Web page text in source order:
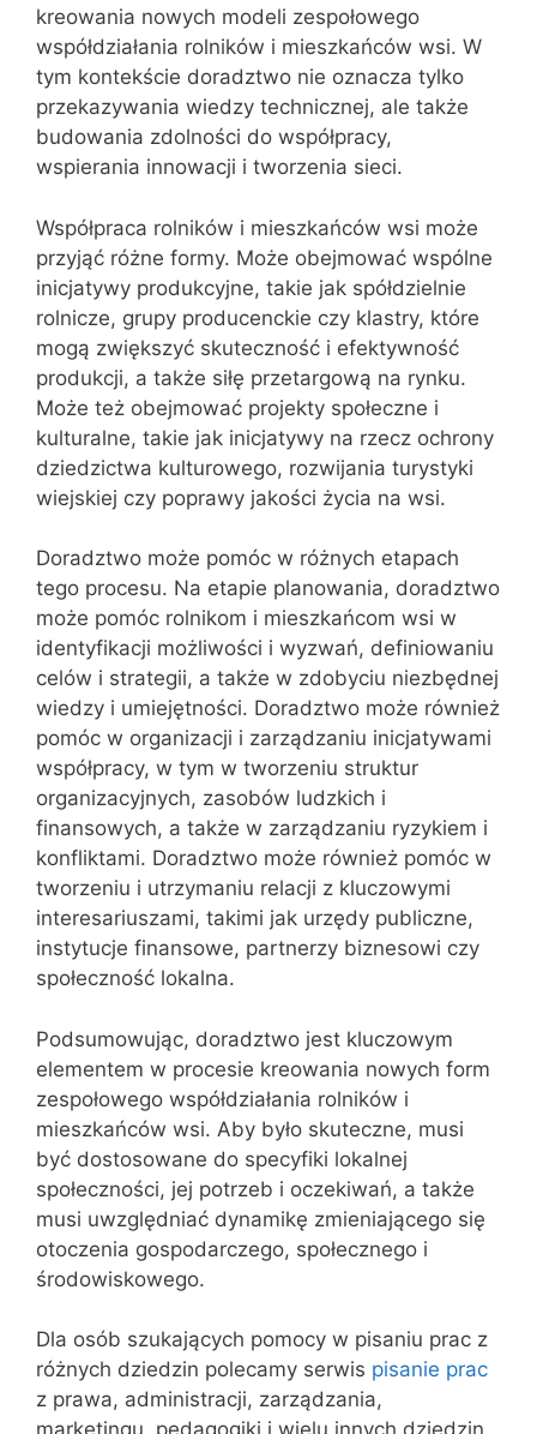
kreowania nowych modeli zespołowego
współdziałania rolników i mieszkańców wsi. W
tym kontekście doradztwo nie oznacza tylko
przekazywania wiedzy technicznej, ale także
budowania zdolności do współpracy,
wspierania innowacji i tworzenia sieci.
Współpraca rolników i mieszkańców wsi może
przyjąć różne formy. Może obejmować wspólne
inicjatywy produkcyjne, takie jak spółdzielnie
rolnicze, grupy producenckie czy klastry, które
mogą zwiększyć skuteczność i efektywność
produkcji, a także siłę przetargową na rynku.
Może też obejmować projekty społeczne i
kulturalne, takie jak inicjatywy na rzecz ochrony
dziedzictwa kulturowego, rozwijania turystyki
wiejskiej czy poprawy jakości życia na wsi.
Doradztwo może pomóc w różnych etapach
tego procesu. Na etapie planowania, doradztwo
może pomóc rolnikom i mieszkańcom wsi w
identyfikacji możliwości i wyzwań, definiowaniu
celów i strategii, a także w zdobyciu niezbędnej
wiedzy i umiejętności. Doradztwo może również
pomóc w organizacji i zarządzaniu inicjatywami
współpracy, w tym w tworzeniu struktur
organizacyjnych, zasobów ludzkich i
finansowych, a także w zarządzaniu ryzykiem i
konfliktami. Doradztwo może również pomóc w
tworzeniu i utrzymaniu relacji z kluczowymi
interesariuszami, takimi jak urzędy publiczne,
instytucje finansowe, partnerzy biznesowi czy
społeczność lokalna.
Podsumowując, doradztwo jest kluczowym
elementem w procesie kreowania nowych form
zespołowego współdziałania rolników i
mieszkańców wsi. Aby było skuteczne, musi
być dostosowane do specyfiki lokalnej
społeczności, jej potrzeb i oczekiwań, a także
musi uwzględniać dynamikę zmieniającego się
otoczenia gospodarczego, społecznego i
środowiskowego.
Dla osób szukających pomocy w pisaniu prac z
różnych dziedzin polecamy serwis pisanie prac
z prawa, administracji, zarządzania,
marketingu, pedagogiki i wielu innych dziedzin.